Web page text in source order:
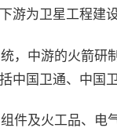
游为卫星工程建
，中游的火箭
中国卫通、中国
件及火工品、